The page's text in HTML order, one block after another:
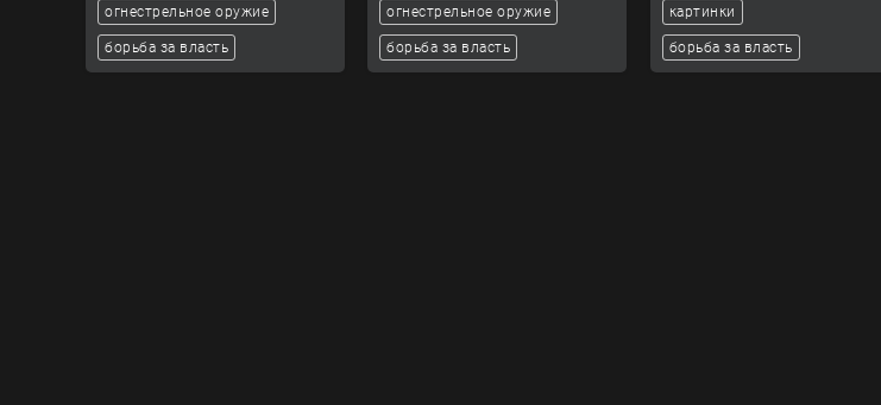
огнестрельное оружие
борьба за власть
огнестрельное оружие
борьба за власть
картинки
борьба за власть